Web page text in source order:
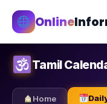
Online
Tamil
Home